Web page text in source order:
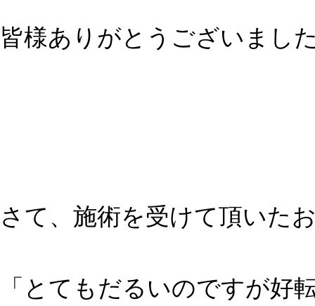
皆様ありがとうございまし
さて、施術を受けて頂いた
「とてもだるいのですが好